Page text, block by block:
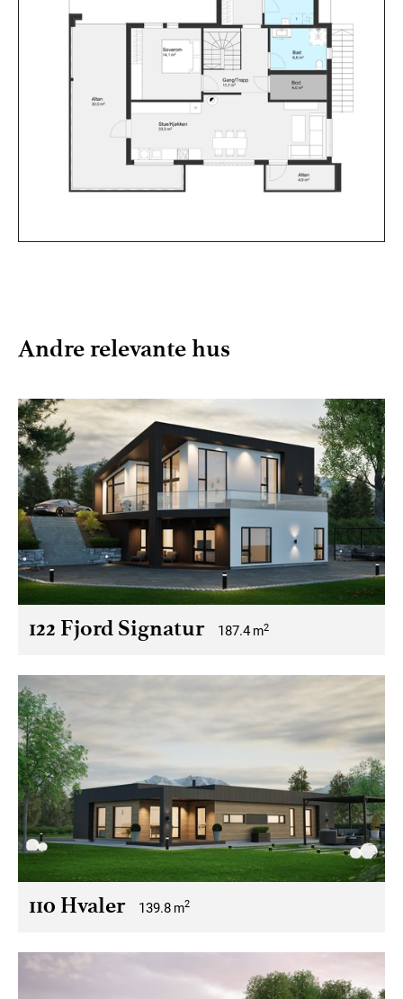
Andre relevante hus
122 Fjord Signatur 187.4 m2
110 Hvaler 139.8 m2